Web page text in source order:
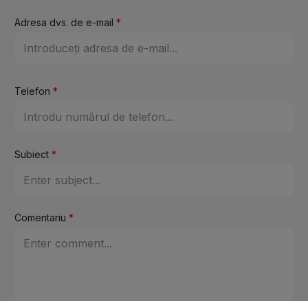
Adresa dvs. de e-mail *
Telefon *
Subiect *
Comentariu *